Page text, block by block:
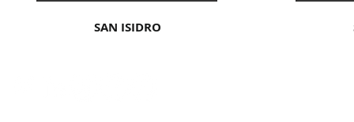
SAN ISIDRO